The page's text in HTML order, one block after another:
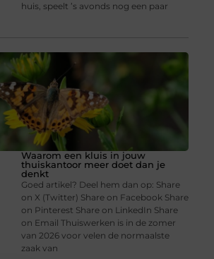
huis, speelt ’s avonds nog een paar
Waarom een kluis in jouw
thuiskantoor meer doet dan je
denkt
Goed artikel? Deel hem dan op: Share
on X (Twitter) Share on Facebook Share
on Pinterest Share on LinkedIn Share
on Email Thuiswerken is in de zomer
van 2026 voor velen de normaalste
zaak van